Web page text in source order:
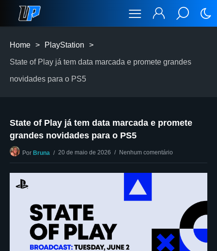
Home > PlayStation >
State of Play já tem data marcada e promete grandes
novidades para o PS5
State of Play já tem data marcada e promete
grandes novidades para o PS5
Por Bruna 20 de maio de 2026 Nenhum comentário